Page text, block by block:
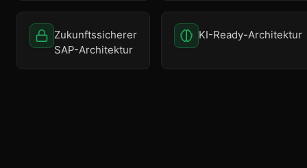
Zukunftssicherer
SAP-Architektur
KI-Ready-Architektur